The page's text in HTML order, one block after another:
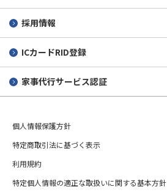
採用情報
ICカードRID登録
家事代行サービス認証
個人情報保護方針
特定商取引法に基づく表示
利用規約
特定個人情報の適正な取扱いに関する基本方針